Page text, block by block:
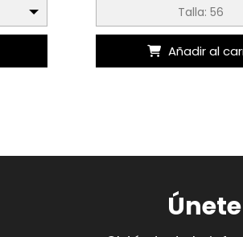
Talla: 56
Añadir al